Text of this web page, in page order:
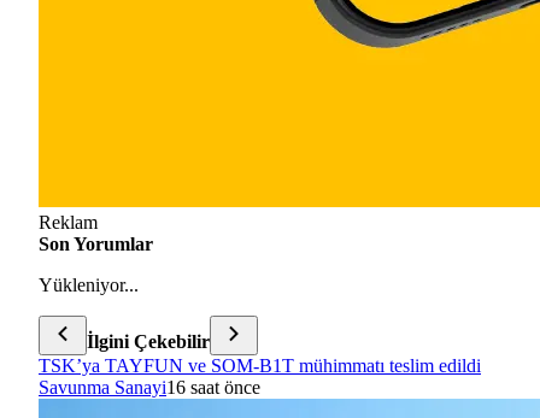
Reklam
Son Yorumlar
Yükleniyor...
İlgini Çekebilir
TSK’ya TAYFUN ve SOM-B1T mühimmatı teslim edildi
Savunma Sanayi16 saat önce